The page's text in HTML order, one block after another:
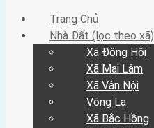
Trang Chủ
Nhà Đất (lọc theo xã)
Xã Đông Hội
Xã Mai Lâm
Xã Vân Nội
Võng La
Xã Bắc Hồng